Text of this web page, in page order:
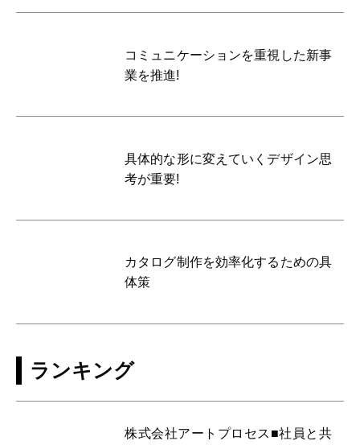
コミュニケーションを重視した新事
業を推進!
具体的な形に変えていくデザイン思
考が重要!
カタログ制作を効率化するための具
体策
ランキング
株式会社アートプロセス■社員と共